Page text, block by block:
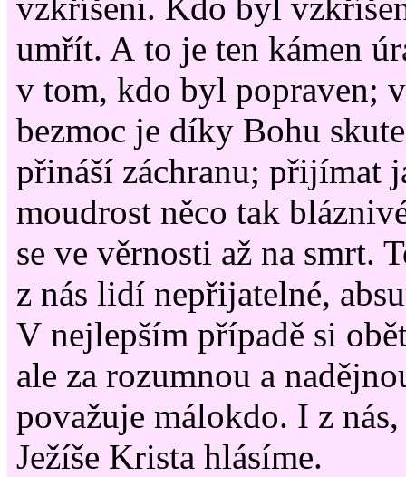
umřít. A to je ten kámen
v tom, kdo byl popraven;
bezmoc je díky Bohu
přináší záchranu; přijímat
moudrost něco tak
se ve věrnosti až na smrt.
z nás lidí nepřijatelné,
V nejlepším případě si
ale za rozumnou a
považuje málokdo. I z
Ježíše Krista hlásíme.